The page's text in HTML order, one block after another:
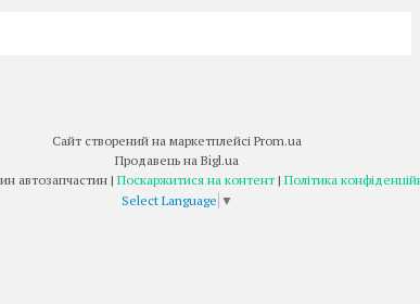
Сайт створений на маркетплейсі Prom.ua
Продавець на Bigl.ua
Інтернет-магазин автозапчастин | Поскаржитися на контент | Політика
Select Language ▼